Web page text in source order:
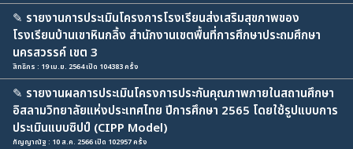
✎ รายงานการประเมินโครงการโรงเรียนส่งเสริมสุขภาพของ
โรงเรียนบ้านเขาหินกลิ้ง สำนักงานเขตพื้นที่การศึกษาประถมศึกษา
นครสวรรค์ เขต 3
สิทธิกร : 19 เม.ย. 2564 เปิด 104383 ครั้ง
✎ รายงานผลการประเมินโครงการประกันคุณภาพภายในสถานศึกษา
อิสลามวิทยาลัยแห่งประเทศไทย ปีการศึกษา 2565 โดยใช้รูปแบบการ
ประเมินแบบซิปป์ (CIPP Model)
กัญญาณัฐ : 10 ส.ค. 2566 เปิด 102957 ครั้ง